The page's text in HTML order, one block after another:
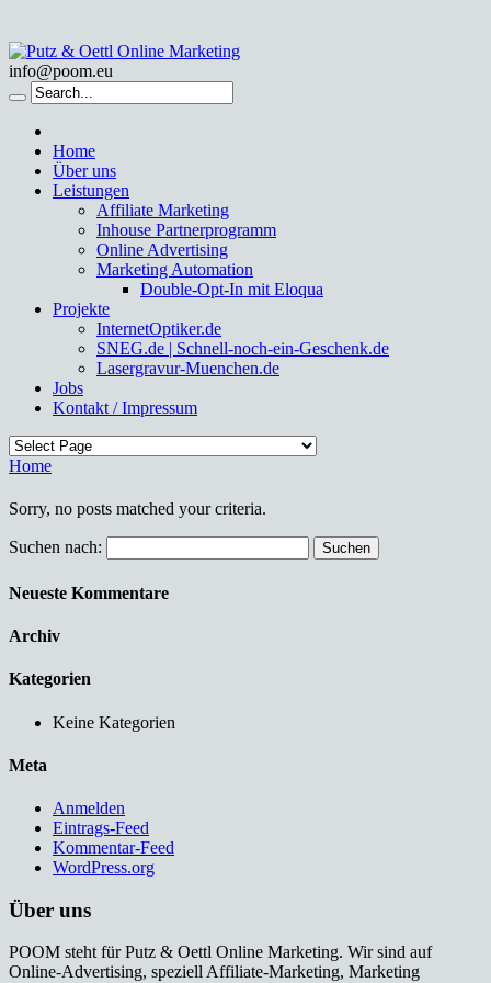
info@poom.eu
Home
Über uns
Leistungen
Affiliate Marketing
Inhouse Partnerprogramm
Online Advertising
Marketing Automation
Double-Opt-In mit Eloqua
Projekte
InternetOptiker.de
SNEG.de | Schnell-noch-ein-Geschenk.de
Lasergravur-Muenchen.de
Jobs
Kontakt / Impressum
Home
Sorry, no posts matched your criteria.
Suchen nach:
Neueste Kommentare
Archiv
Kategorien
Keine Kategorien
Meta
Anmelden
Eintrags-Feed
Kommentar-Feed
WordPress.org
Über uns
POOM steht für Putz & Oettl Online Marketing. Wir sind auf
Online-Advertising, speziell Affiliate-Marketing, Marketing